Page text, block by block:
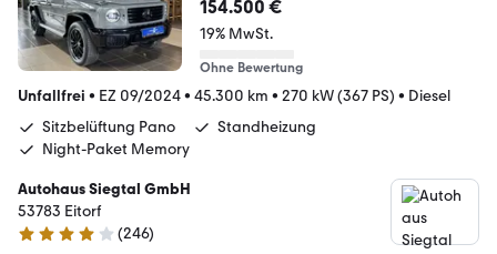
154.500 €
19% MwSt.
Ohne Bewertung
Unfallfrei • EZ 09/2024• 45.300 km • 270 kW (367 PS) • Diesel
Sitzbelüftung Pano
Standheizung
Night-Paket Memory
Autohaus Siegtal GmbH
53783 Eitorf
4.1 Sterne
(246)